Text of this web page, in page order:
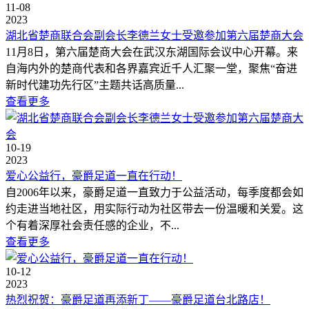
11-08
2023
湖北省楚商联合会副会长李德兰女士受邀参加第六届楚商大会
11月8日，第六届楚商大会在武汉东湖国际会议中心开幕。来
自海内外的楚商代表和各界嘉宾近千人汇聚一堂，聚焦“奋进
新时代建功先行区”主题共话高质量...
查看更多
10-19
2023
爱心公益行，豪爵足道一直在行动！
自2006年以来，豪爵足道一直致力于公益活动，每季度都会如
约走进当地社区，用实际行动为社区带去一份温暖和关爱。这
个有着深厚社会责任感的企业，不...
查看更多
10-12
2023
热烈祝贺：豪爵足道再添新丁——豪爵足道台北路店！